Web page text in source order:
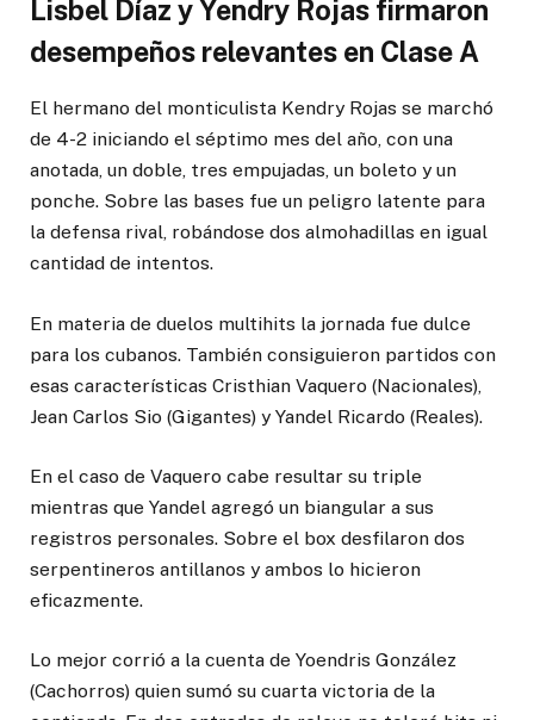
Lisbel Díaz y Yendry Rojas firmaron
desempeños relevantes en Clase A
El hermano del monticulista Kendry Rojas se marchó
de 4-2 iniciando el séptimo mes del año, con una
anotada, un doble, tres empujadas, un boleto y un
ponche. Sobre las bases fue un peligro latente para
la defensa rival, robándose dos almohadillas en igual
cantidad de intentos.
En materia de duelos multihits la jornada fue dulce
para los cubanos. También consiguieron partidos con
esas características Cristhian Vaquero (Nacionales),
Jean Carlos Sio (Gigantes) y Yandel Ricardo (Reales).
En el caso de Vaquero cabe resultar su triple
mientras que Yandel agregó un biangular a sus
registros personales. Sobre el box desfilaron dos
serpentineros antillanos y ambos lo hicieron
eficazmente.
Lo mejor corrió a la cuenta de Yoendris González
(Cachorros) quien sumó su cuarta victoria de la